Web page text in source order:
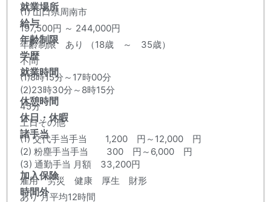
就業場所
(1) 山口県周南市
給与
197,500円 ～ 244,000円
年齢制限
年齢制限 あり （18歳 ～ 35歳）
学歴
不問
就業時間
(1)8時15分～17時00分
(2)23時30分～8時15分
休憩時間
45分
休日・休暇
土日その他
諸手当
(1) 交代手当手当 1,200 円～12,000 円
(2) 粉塵手当手当 300 円～6,000 円
(3) 通勤手当 月額 33,200円
加入保険
雇用 労災 健康 厚生 財形
時間外
あり 月平均12時間